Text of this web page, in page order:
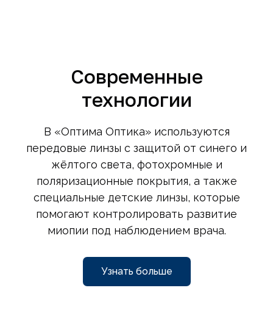
Современные
технологии
В «Оптима Оптика» используются
передовые линзы с защитой от синего и
жёлтого света, фотохромные и
поляризационные покрытия, а также
специальные детские линзы, которые
помогают контролировать развитие
миопии под наблюдением врача.
Узнать больше